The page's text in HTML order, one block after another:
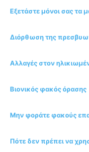
Εξετάστε μόνοι σας τα
Διόρθωση της
Αλλαγές στον
Βιονικός φακός όρασης
Μην φοράτε φακούς
Πότε δεν πρέπει να